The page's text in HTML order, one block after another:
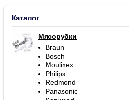
Каталог
Мясорубки
Braun
Bosch
Moulinex
Philips
Redmond
Panasonic